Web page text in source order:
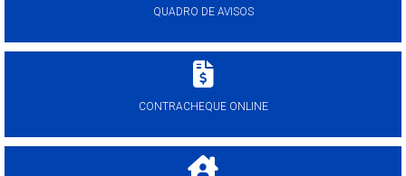
QUADRO DE AVISOS
CONTRACHEQUE ONLINE